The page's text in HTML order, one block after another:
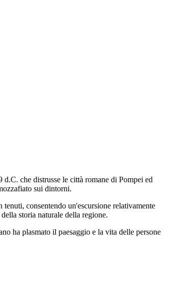
che distrusse le città romane di Pompei ed
sui dintorni.
consentendo un'escursione relativamente
storia naturale della regione.
ha plasmato il paesaggio e la vita delle persone